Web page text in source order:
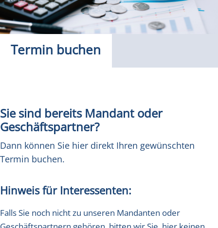
Termin buchen
Sie sind bereits Mandant oder
Geschäftspartner?
Dann können Sie hier direkt Ihren gewünschten
Termin buchen.
Hinweis für Interessenten:
Falls Sie noch nicht zu unseren Mandanten oder